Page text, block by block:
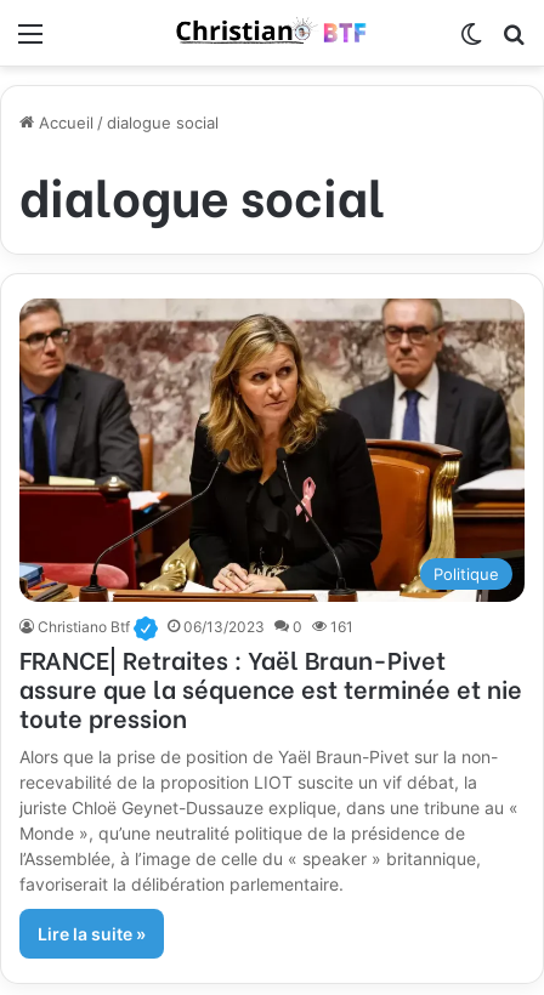
Accueil /dialogue social
dialogue social
Politique
Christiano Btf 06/13/2023 0 161
FRANCE| Retraites : Yaël Braun-Pivet
assure que la séquence est terminée et nie
toute pression
Alors que la prise de position de Yaël Braun-Pivet sur la non-
recevabilité de la proposition LIOT suscite un vif débat, la
juriste Chloë Geynet-Dussauze explique, dans une tribune au «
Monde », qu’une neutralité politique de la présidence de
l’Assemblée, à l’image de celle du « speaker » britannique,
favoriserait la délibération parlementaire.
Lire la suite »